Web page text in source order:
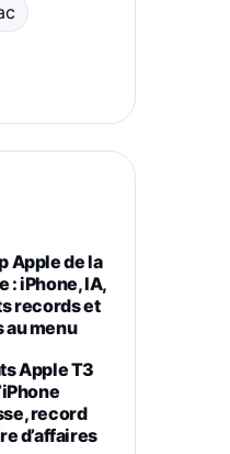
Apple de la
: iPhone, IA,
records et
au menu
Apple T3
record
d’affaires